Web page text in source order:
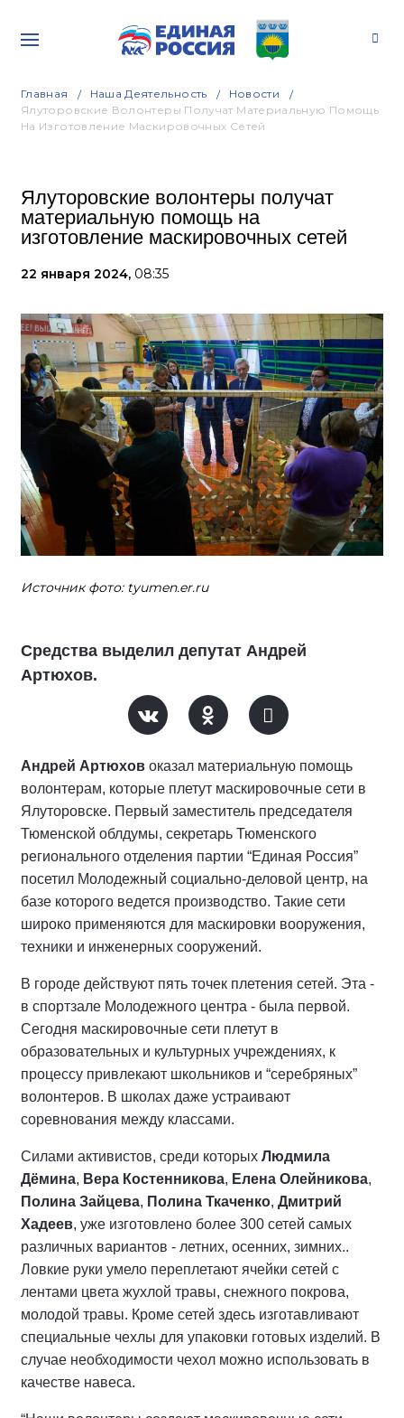
Главная Наша Деятельность
Новости
Ялуторовские Волонтеры Получат Материальную Помощь
На Изготовление Маскировочных Сетей
Ялуторовские волонтеры получат
материальную помощь на
изготовление маскировочных сетей
22 января 2024, 08:35
Источник фото: tyumen.er.ru
Средства выделил депутат Андрей
Артюхов.
Андрей Артюхов оказал материальную помощь
волонтерам, которые плетут маскировочные сети в
Ялуторовске. Первый заместитель председателя
Тюменской облдумы, секретарь Тюменского
регионального отделения партии “Единая Россия”
посетил Молодежный социально-деловой центр, на
базе которого ведется производство. Такие сети
широко применяются для маскировки вооружения,
техники и инженерных сооружений.
В городе действуют пять точек плетения сетей. Эта -
в спортзале Молодежного центра - была первой.
Сегодня маскировочные сети плетут в
образовательных и культурных учреждениях, к
процессу привлекают школьников и “серебряных”
волонтеров. В школах даже устраивают
соревнования между классами.
Силами активистов, среди которых Людмила
Дëмина, Вера Костенникова, Елена Олейникова,
Полина Зайцева, Полина Ткаченко, Дмитрий
Хадеев, уже изготовлено более 300 сетей самых
различных вариантов - летних, осенних, зимних..
Ловкие руки умело переплетают ячейки сетей с
лентами цвета жухлой травы, снежного покрова,
молодой травы. Кроме сетей здесь изготавливают
специальные чехлы для упаковки готовых изделий. В
случае необходимости чехол можно использовать в
качестве навеса.